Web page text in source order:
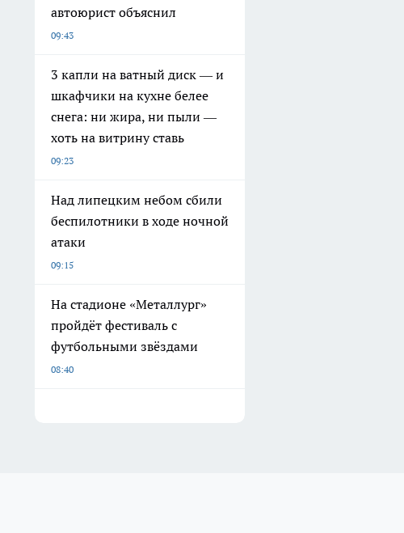
автоюрист объяснил
09:43
3 капли на ватный диск — и
шкафчики на кухне белее
снега: ни жира, ни пыли —
хоть на витрину ставь
09:23
Над липецким небом сбили
беспилотники в ходе ночной
атаки
09:15
На стадионе «Металлург»
пройдёт фестиваль с
футбольными звёздами
08:40